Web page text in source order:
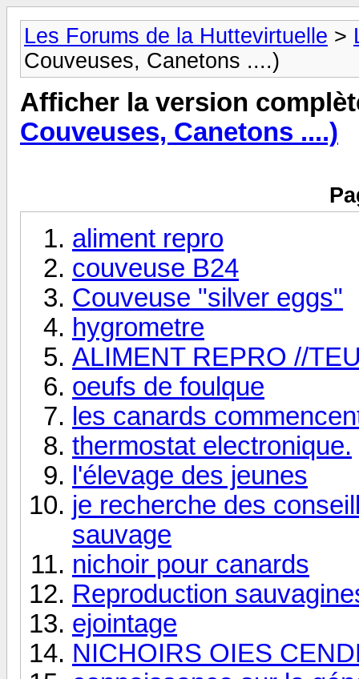
Les Forums de la Huttevirtuelle >
Couveuses, Canetons ....)
Afficher la version
Couveuses, Canetons ....)
aliment repro
couveuse B24
Couveuse "silver eggs"
hygrometre
ALIMENT REPRO //
oeufs de foulque
les canards
thermostat electronique.
l'élevage des jeunes
je recherche des
sauvage
nichoir pour canards
Reproduction
ejointage
NICHOIRS OIES